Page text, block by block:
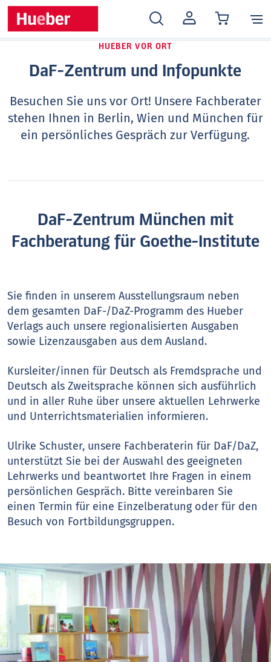
MEIN
KONTO
HUEBER VOR ORT
DaF-Zentrum und Infopunkte
Besuchen Sie uns vor Ort! Unsere Fachberater
stehen Ihnen in Berlin, Wien und München für
ein persönliches Gespräch zur Verfügung.
DaF-Zentrum München mit
Fachberatung für Goethe-Institute
Sie finden in unserem Ausstellungsraum neben
dem gesamten DaF-/DaZ-Programm des Hueber
Verlags auch unsere regionalisierten Ausgaben
sowie Lizenzausgaben aus dem Ausland.
Kursleiter/innen für Deutsch als Fremdsprache und
Deutsch als Zweitsprache können sich ausführlich
und in aller Ruhe über unsere aktuellen Lehrwerke
und Unterrichtsmaterialien informieren.
Ulrike Schuster, unsere Fachberaterin für DaF/DaZ,
unterstützt Sie bei der Auswahl des geeigneten
Lehrwerks und beantwortet Ihre Fragen in einem
persönlichen Gespräch. Bitte vereinbaren Sie
einen Termin für eine Einzelberatung oder für den
Besuch von Fortbildungsgruppen.